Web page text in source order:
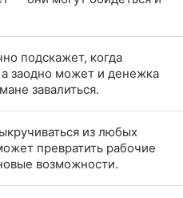
подскажет, когда
а заодно может и денежка
завалиться.
из любых
превратить рабочие
возможности.